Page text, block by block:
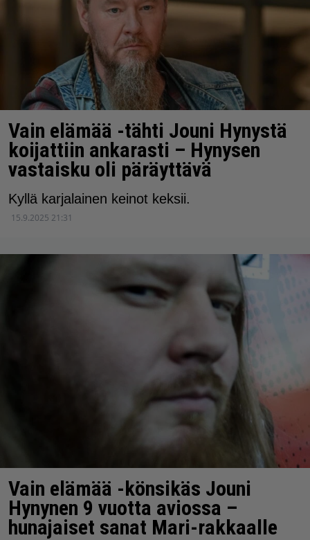
Vain elämää -tähti Jouni Hynystä
koijattiin ankarasti – Hynysen
vastaisku oli päräyttävä
Kyllä karjalainen keinot keksii.
15.9.2025 21:31
Vain elämää -könsikäs Jouni
Hynynen 9 vuotta aviossa –
hunajaiset sanat Mari-rakkaalle